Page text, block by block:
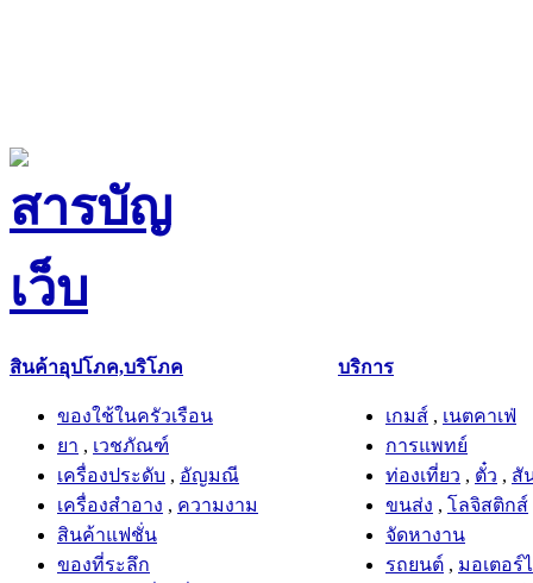
สินค้าอุปโภค,บริโภค
ของใช้ในครัวเรือน
ยา , เวชภัณฑ์
เครื่องประดับ , อัญมณี
เครื่องสำอาง , ความงาม
สินค้าแฟชั่น
ของที่ระลึก
บริการ
เกมส์ , เนตคาเฟ่
การแพทย์
ท่องเที่ยว , ตั๋ว , สั
ขนส่ง , โลจิสติกส์
จัดหางาน
รถยนต์ , มอเตอร์